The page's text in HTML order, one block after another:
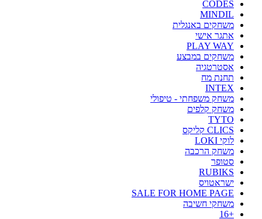
CODES
MINDIL
משחקים באנגלית
אתגר אישי
PLAY WAY
משחקים במבצע
אסטרטגיה
תחנת מח
INTEX
משחק משפחתי - טיפולי
משחק קלפים
TYTO
CLICS קליקס
לוקי LOKI
משחק הרכבה
סטופר
RUBIKS
ישראטויס
SALE FOR HOME PAGE
משחקי חשיבה
+16